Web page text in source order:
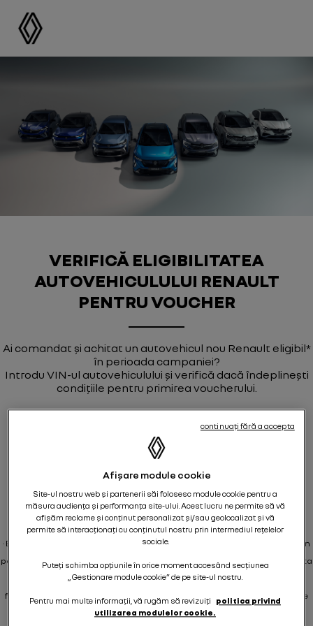
VERIFICĂ ELIGIBILITATEA
AUTOVEHICULULUI RENAULT
PENTRU VOUCHER
Ai comandat și achitat un autovehicul nou Renault eligibil*
în perioada campaniei?
Introdu VIN-ul autovehiculului și verifică dacă îndeplinești
condițiile pentru primirea voucherului.
*Campania se adresează:
• Exclusiv clienților persoane fizice cu comandă și factură finală emise în
perioada 02.06.2026 – 30.06.2026, cu înmatriculare până cel târziu la data
de 31 iulie 2026, respectiv clienților persoane fizice cu comandă și
factură finală emise în perioada 01.07.2026 – 31.07.2026, cu înmatriculare
până cel târziu la data de 31 august 2026.Citește regulamentul
Afișare module cookie
Site-ul nostru web și partenerii săi folosesc module cookie pentru a
măsura audiența și performanța site-ului. Acest lucru ne permite să vă
afișăm reclame și conținut personalizat și/sau geolocalizat și vă
permite să interacționați cu conținutul nostru prin intermediul rețelelor
sociale.
Puteți schimba opțiunile în orice moment accesând secțiunea
„Gestionare module cookie” de pe site-ul nostru.
Pentru mai multe informații, vă rugăm să revizuiți
politica privind
utilizarea modulelor cookie.
continuați fără a accepta